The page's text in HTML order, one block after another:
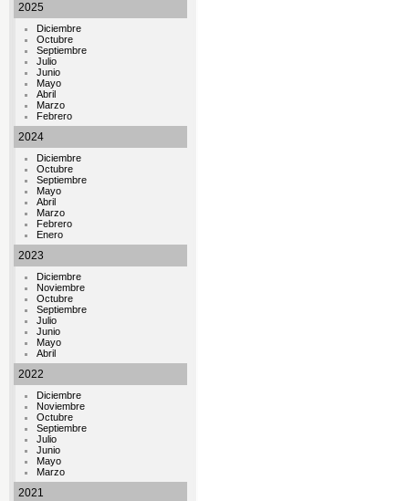
2025
Diciembre
Octubre
Septiembre
Julio
Junio
Mayo
Abril
Marzo
Febrero
2024
Diciembre
Octubre
Septiembre
Mayo
Abril
Marzo
Febrero
Enero
2023
Diciembre
Noviembre
Octubre
Septiembre
Julio
Junio
Mayo
Abril
2022
Diciembre
Noviembre
Octubre
Septiembre
Julio
Junio
Mayo
Marzo
2021